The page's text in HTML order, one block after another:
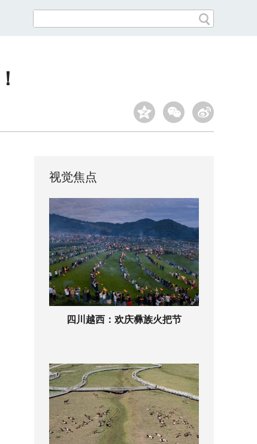
视觉焦点
四川越西：欢庆彝族火把节